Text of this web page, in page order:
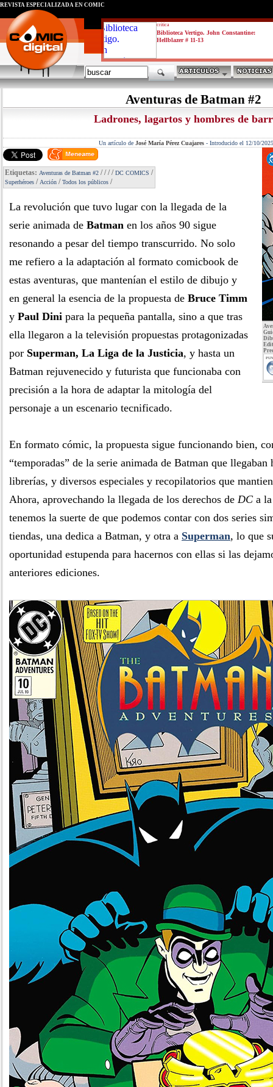
critica
Biblioteca Vertigo. John Constantine:
Hellblazer # 11-13
REVISTA ESPECIALIZADA EN CÓMIC
Aventuras de Batman #2
Ladrones, lagartos y hombres de
Un artículo de José María Pérez Cuajares- Introducido el 12/10/2025
Etiquetas: Aventuras de Batman #2 ////DC COMICS /
Superhéroes / Acción /Todos los públicos /
La revolución que tuvo lugar con la llegada de la
serie animada de Batman en los años 90 sigue
resonando a pesar del tiempo transcurrido. No solo
me refiero a la adaptación al formato comicbook de
estas aventuras, que mantenían el estilo de dibujo y
en general la esencia de la propuesta de Bruce Timm
y Paul Dini para la pequeña pantalla, sino a que tras
ella llegaron a la televisión propuestas protagonizadas
por Superman, La Liga de la Justicia, y hasta un
Batman rejuvenecido y futurista que funcionaba con
precisión a la hora de adaptar la mitología del
personaje a un escenario tecnificado.
En formato cómic, la propuesta sigue funcionando bien,
“temporadas” de la serie animada de Batman que llegaban
librerías, y diversos especiales y recopilatorios que
Ahora, aprovechando la llegada de los derechos de DC a
tenemos la suerte de que podemos contar con dos series
tiendas, una dedica a Batman, y otra a Superman, lo que
oportunidad estupenda para hacernos con ellas si las
anteriores ediciones.